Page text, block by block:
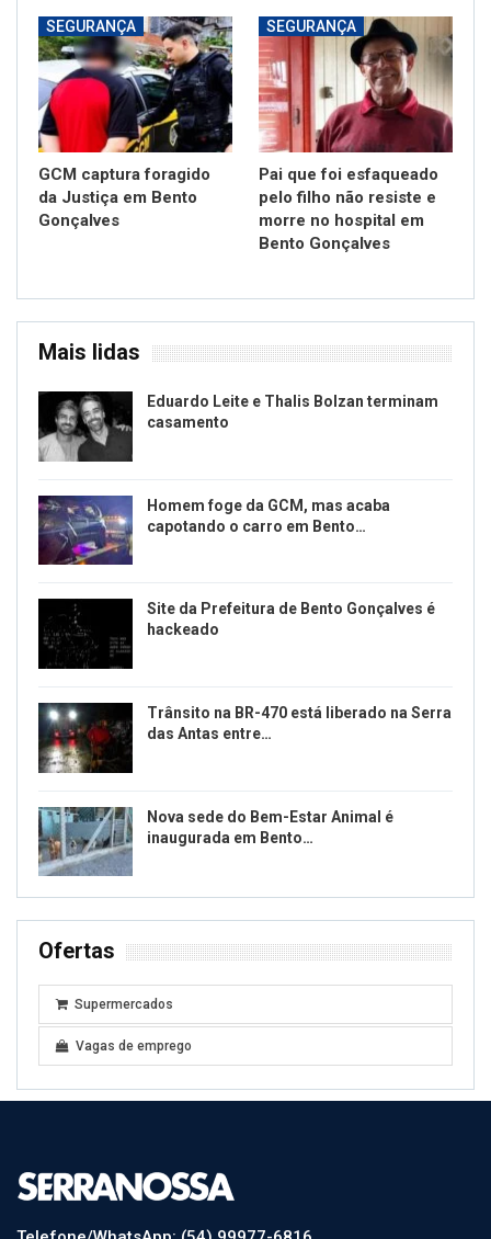
SEGURANÇA
GCM captura foragido
da Justiça em Bento
Gonçalves
SEGURANÇA
Pai que foi esfaqueado
pelo filho não resiste e
morre no hospital em
Bento Gonçalves
Mais lidas
Eduardo Leite e Thalis Bolzan terminam
casamento
Homem foge da GCM, mas acaba
capotando o carro em Bento…
Site da Prefeitura de Bento Gonçalves é
hackeado
Trânsito na BR-470 está liberado na Serra
das Antas entre…
Nova sede do Bem-Estar Animal é
inaugurada em Bento…
Ofertas
Supermercados
Vagas de emprego